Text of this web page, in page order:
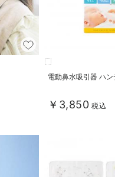
電動鼻水吸引器 ハン
￥3,850 税込